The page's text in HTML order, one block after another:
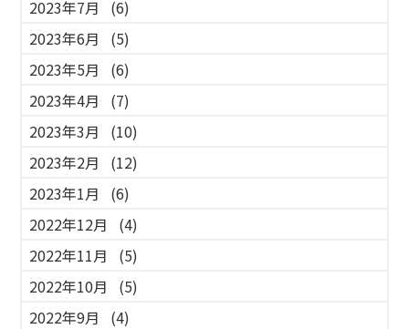
2023年7月
(6)
2023年6月
(5)
2023年5月
(6)
2023年4月
(7)
2023年3月
(10)
2023年2月
(12)
2023年1月
(6)
2022年12月
(4)
2022年11月
(5)
2022年10月
(5)
2022年9月
(4)